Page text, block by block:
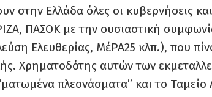
στην Ελλάδα όλες οι κυβερνήσεις
ΠΑΣΟΚ με την ουσιαστική
Ελευθερίας, ΜέΡΑ25 κλπ.), που
Χρηματοδότης αυτών των
πλεονάσματα” και το